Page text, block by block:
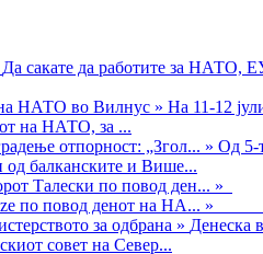
Да сакате да работите за НАТО,
НАТО во Вилнус » На 11-12
на НАТО, за ...
отпорност: „Згол... » Од 5-
од балканските и Више...
Талески по повод ден... »
по повод денот на НА... »
за одбрана » Денеска
совет на Север...